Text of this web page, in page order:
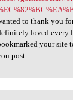
to thank you
loved every
your site
post.